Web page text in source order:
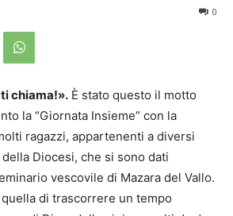
0
chiama!». È stato questo il motto
la “Giornata Insieme” con la
ragazzi, appartenenti a diversi
Diocesi, che si sono dati
vescovile di Mazara del Vallo.
quella di trascorrere un tempo